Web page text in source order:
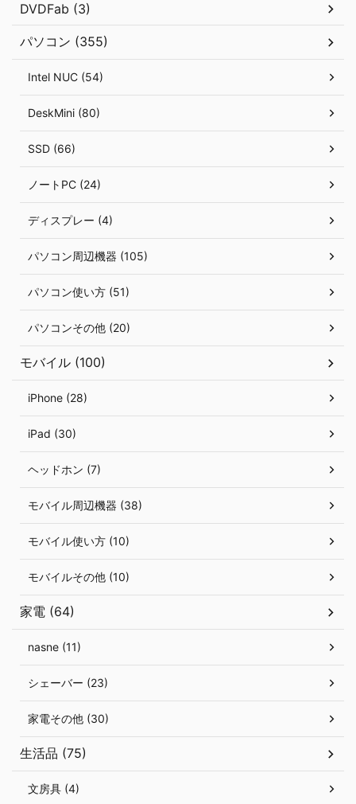
DVDFab (3)
パソコン (355)
Intel NUC (54)
DeskMini (80)
SSD (66)
ノートPC (24)
ディスプレー (4)
パソコン周辺機器 (105)
パソコン使い方 (51)
パソコンその他 (20)
モバイル (100)
iPhone (28)
iPad (30)
ヘッドホン (7)
モバイル周辺機器 (38)
モバイル使い方 (10)
モバイルその他 (10)
家電 (64)
nasne (11)
シェーバー (23)
家電その他 (30)
生活品 (75)
文房具 (4)